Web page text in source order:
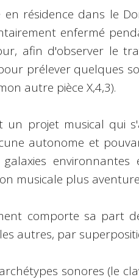
en résidence dans le
enfermé
afin d'observer le
prélever quelques
autre pièce X,4,3).
un projet musical qui
autonome et
musicale plus
comporte sa part
autres, par
archétypes sonores (le